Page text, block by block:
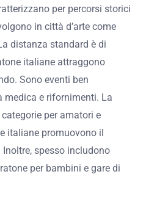
per percorsi storici
in città d’arte come
distanza standard è di
italiane attraggono
Sono eventi ben
medica e rifornimenti. La
per amatori e
italiane promuovono il
spesso includono
per bambini e gare di